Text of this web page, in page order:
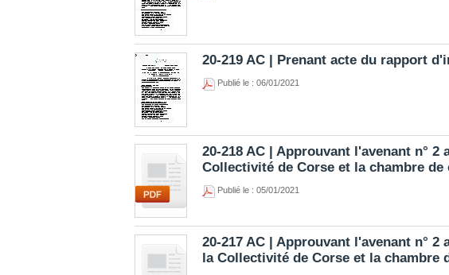
20-219 AC | Prenant acte du rapport
Publié le : 06/01/2021
20-218 AC | Approuvant l'avenant n°
Collectivité de Corse et la chambre
Publié le : 05/01/2021
20-217 AC | Approuvant l'avenant n°
la Collectivité de Corse et la chambre